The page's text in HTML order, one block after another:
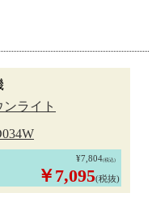
ライト
¥7,804(税込)
￥7,095(税抜)